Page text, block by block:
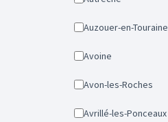
Auzouer-en-Touraine
Avoine
Avon-les-Roches
Avrillé-les-Ponceaux